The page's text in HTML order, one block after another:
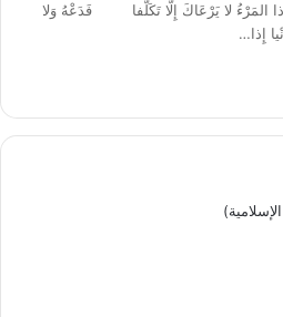
المَرْءُ لا يَرْعَاكَ إِلَّا تَكَلَّفا فَدَعْهُ وَلا
إِذا…